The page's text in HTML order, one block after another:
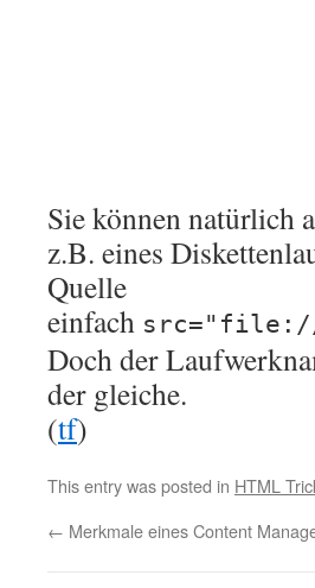
Sie können natürlich
z.B. eines
Quelle
einfach
Doch der
der gleiche.
(tf)
This entry was posted in HTML
← Merkmale eines Content